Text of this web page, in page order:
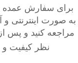
برای سفارش عمده
به صورت اینترنتی
مراجعه کنید و پس
نظر کیفیت